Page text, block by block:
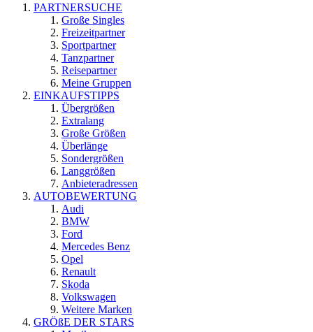
PARTNERSUCHE
Große Singles
Freizeitpartner
Sportpartner
Tanzpartner
Reisepartner
Meine Gruppen
EINKAUFSTIPPS
Übergrößen
Extralang
Große Größen
Überlänge
Sondergrößen
Langgrößen
Anbieteradressen
AUTOBEWERTUNG
Audi
BMW
Ford
Mercedes Benz
Opel
Renault
Skoda
Volkswagen
Weitere Marken
GRÖßE DER STARS